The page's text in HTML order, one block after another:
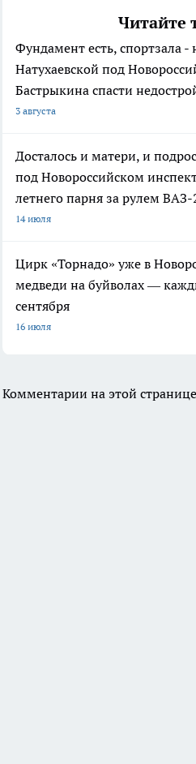
Читайте
Фундамент есть, спортзала
Натухаевской под
Бастрыкина спасти
3 августа
Досталось и матери, и
под Новороссийском
летнего парня за рулем
14 июля
Цирк «Торнадо» уже в
медведи на буйволах —
сентября
16 июля
Комментарии на этой